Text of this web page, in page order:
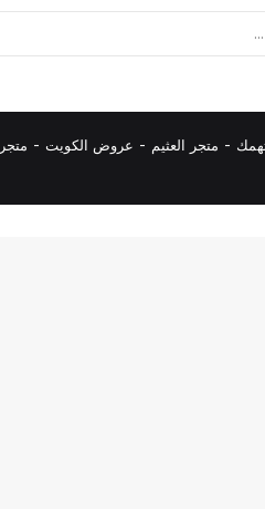
- متجر العثيم - عروض الكويت -